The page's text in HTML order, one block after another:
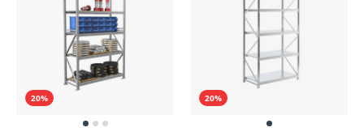
20% 20%